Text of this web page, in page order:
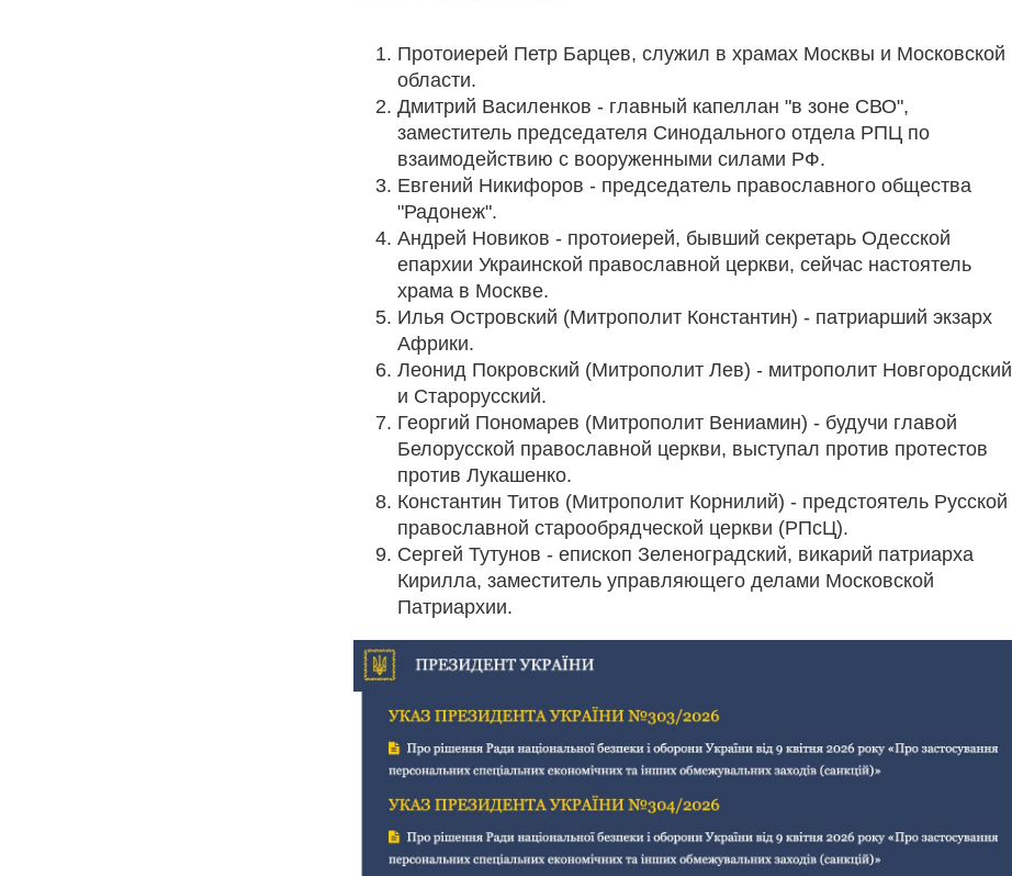
Протоиерей Петр Барцев, служил в храмах Москвы и Московской
области.
Дмитрий Василенков - главный капеллан "в зоне СВО",
заместитель председателя Синодального отдела РПЦ по
взаимодействию с вооруженными силами РФ.
Евгений Никифоров - председатель православного общества
"Радонеж".
Андрей Новиков - протоиерей, бывший секретарь Одесской
епархии Украинской православной церкви, сейчас настоятель
храма в Москве.
Илья Островский (Митрополит Константин) - патриарший экзарх
Африки.
Леонид Покровский (Митрополит Лев) - митрополит Новгородский
и Старорусский.
Георгий Пономарев (Митрополит Вениамин) - будучи главой
Белорусской православной церкви, выступал против протестов
против Лукашенко.
Константин Титов (Митрополит Корнилий) - предстоятель Русской
православной старообрядческой церкви (РПсЦ).
Сергей Тутунов - епископ Зеленоградский, викарий патриарха
Кирилла, заместитель управляющего делами Московской
Патриархии.